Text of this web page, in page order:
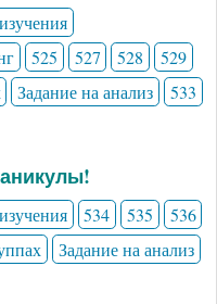
525 527 528
529
Задание на анализ
533
534 535
536
Задание на анализ